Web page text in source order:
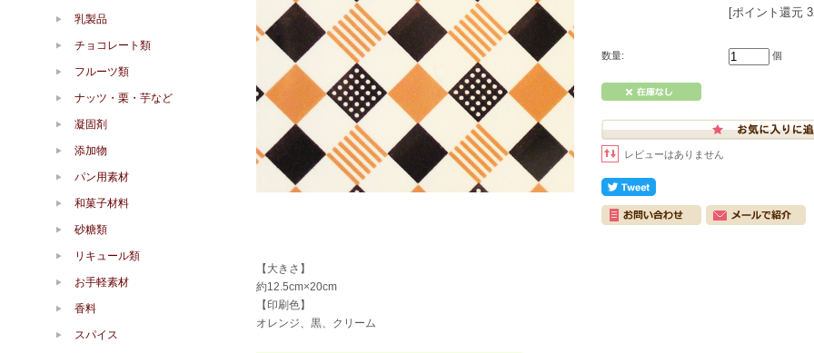
[ポイント還元
数量: 個
レビューはありません
【大きさ】
約12.5cm×20cm
【印刷色】
オレンジ、黒、クリーム
乳製品
チョコレート類
フルーツ類
ナッツ・栗・芋など
凝固剤
添加物
パン用素材
和菓子材料
砂糖類
リキュール類
お手軽素材
香料
スパイス